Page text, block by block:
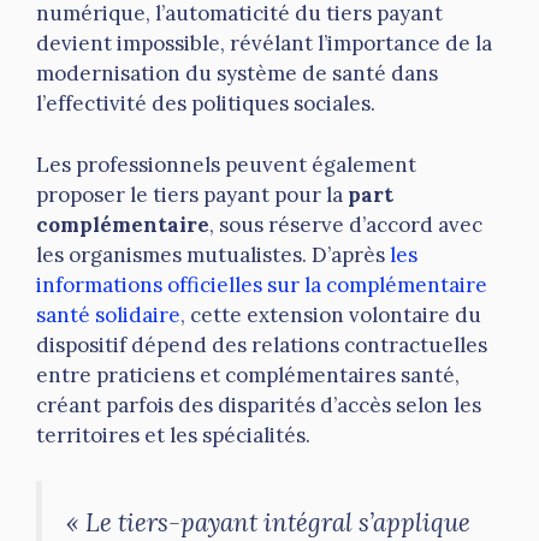
numérique, l’automaticité du tiers payant
devient impossible, révélant l’importance de la
modernisation du système de santé dans
l’effectivité des politiques sociales.
Les professionnels peuvent également
proposer le tiers payant pour la part
complémentaire, sous réserve d’accord avec
les organismes mutualistes. D’aprèsles
informations officielles sur la complémentaire
santé solidaire, cette extension volontaire du
dispositif dépend des relations contractuelles
entre praticiens et complémentaires santé,
créant parfois des disparités d’accès selon les
territoires et les spécialités.
« Le tiers-payant intégral s’applique